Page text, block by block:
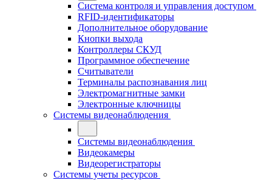
Система контроля и управления доступом
RFID-идентификаторы
Дополнительное оборудование
Кнопки выхода
Контроллеры СКУД
Программное обеспечение
Считыватели
Терминалы распознавания лиц
Электромагнитные замки
Электронные ключницы
Системы видеонаблюдения
Системы видеонаблюдения
Видеокамеры
Видеорегистраторы
Системы учеты ресурсов